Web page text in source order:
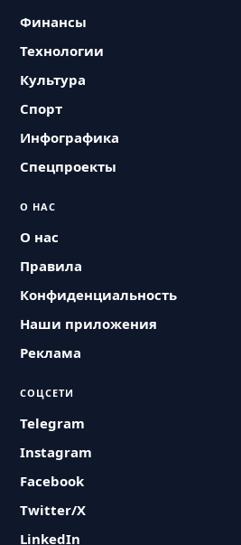
Финансы
Технологии
Культура
Спорт
Инфографика
Спецпроекты
О НАС
О нас
Правила
Конфиденциальность
Наши приложения
Реклама
СОЦСЕТИ
Telegram
Instagram
Facebook
Twitter/X
LinkedIn